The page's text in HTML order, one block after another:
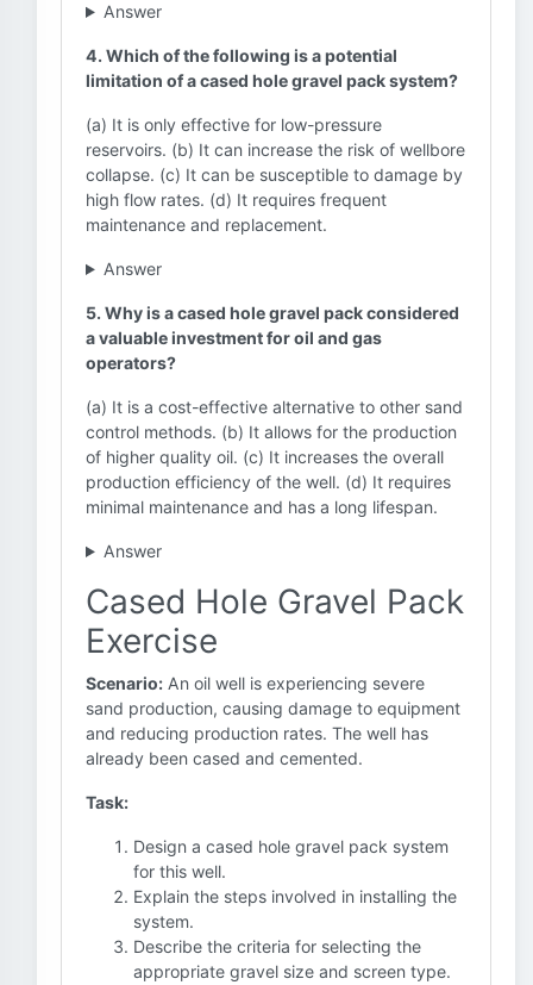
Answer
4. Which of the following is a potential
limitation of a cased hole gravel pack system?
(a) It is only effective for low-pressure
reservoirs. (b) It can increase the risk of wellbore
collapse. (c) It can be susceptible to damage by
high flow rates. (d) It requires frequent
maintenance and replacement.
Answer
5. Why is a cased hole gravel pack considered
a valuable investment for oil and gas
operators?
(a) It is a cost-effective alternative to other sand
control methods. (b) It allows for the production
of higher quality oil. (c) It increases the overall
production efficiency of the well. (d) It requires
minimal maintenance and has a long lifespan.
Answer
Cased Hole Gravel Pack
Exercise
Scenario: An oil well is experiencing severe
sand production, causing damage to equipment
and reducing production rates. The well has
already been cased and cemented.
Task:
Design a cased hole gravel pack system
for this well.
Explain the steps involved in installing the
system.
Describe the criteria for selecting the
appropriate gravel size and screen type.